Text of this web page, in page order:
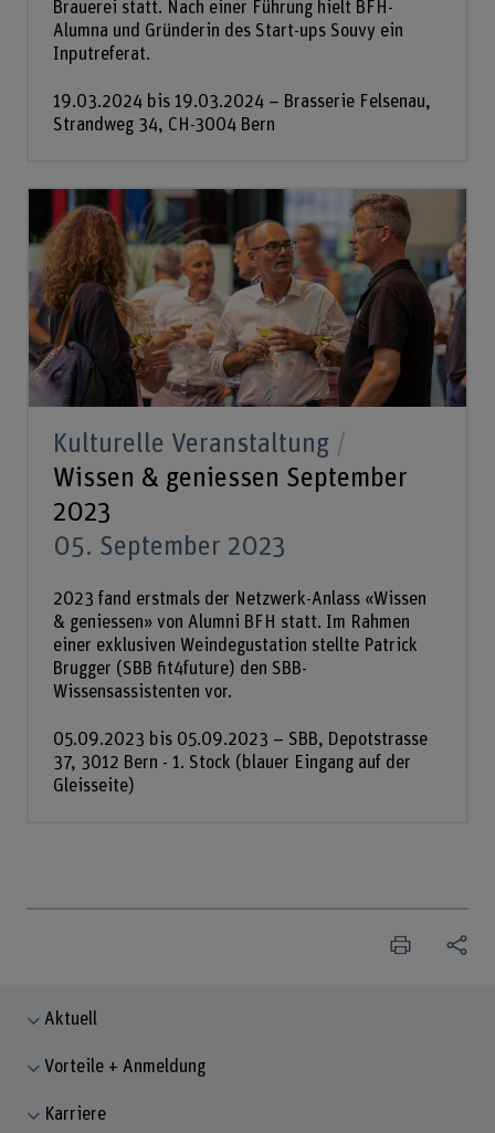
Brauerei statt. Nach einer Führung hielt BFH-
Alumna und Gründerin des Start-ups Souvy ein
Inputreferat.
19.03.2024 bis 19.03.2024 – Brasserie Felsenau,
Strandweg 34, CH-3004 Bern
Kulturelle Veranstaltung
Wissen & geniessen September
2023
05. September 2023
2023 fand erstmals der Netzwerk-Anlass «Wissen
& geniessen» von Alumni BFH statt. Im Rahmen
einer exklusiven Weindegustation stellte Patrick
Brugger (SBB fit4future) den SBB-
Wissensassistenten vor.
05.09.2023 bis 05.09.2023 – SBB, Depotstrasse
37, 3012 Bern - 1. Stock (blauer Eingang auf der
Gleisseite)
Aktuell
Vorteile + Anmeldung
Karriere